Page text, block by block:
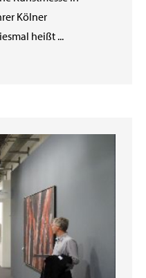
Kölner
heißt ...